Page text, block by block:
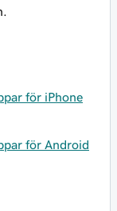
för iPhone
för Android